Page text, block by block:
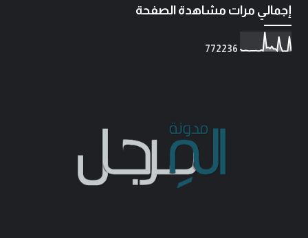
إجمالي مرات مشاهدة الصفحة
772236